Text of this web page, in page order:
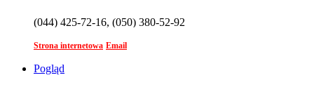
(044) 425-72-16, (050) 380-52-92
Strona internetowa Email
Pogląd